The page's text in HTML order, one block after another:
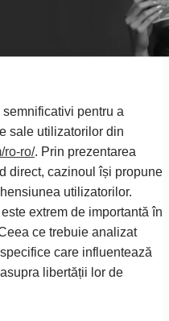
pentru a
sale utilizatorilor din
ro-ro/. Prin prezentarea
direct, cazinoul își propune
utilizatorilor.
extrem de importantă în
ce trebuie analizat
care influentează
libertății lor de